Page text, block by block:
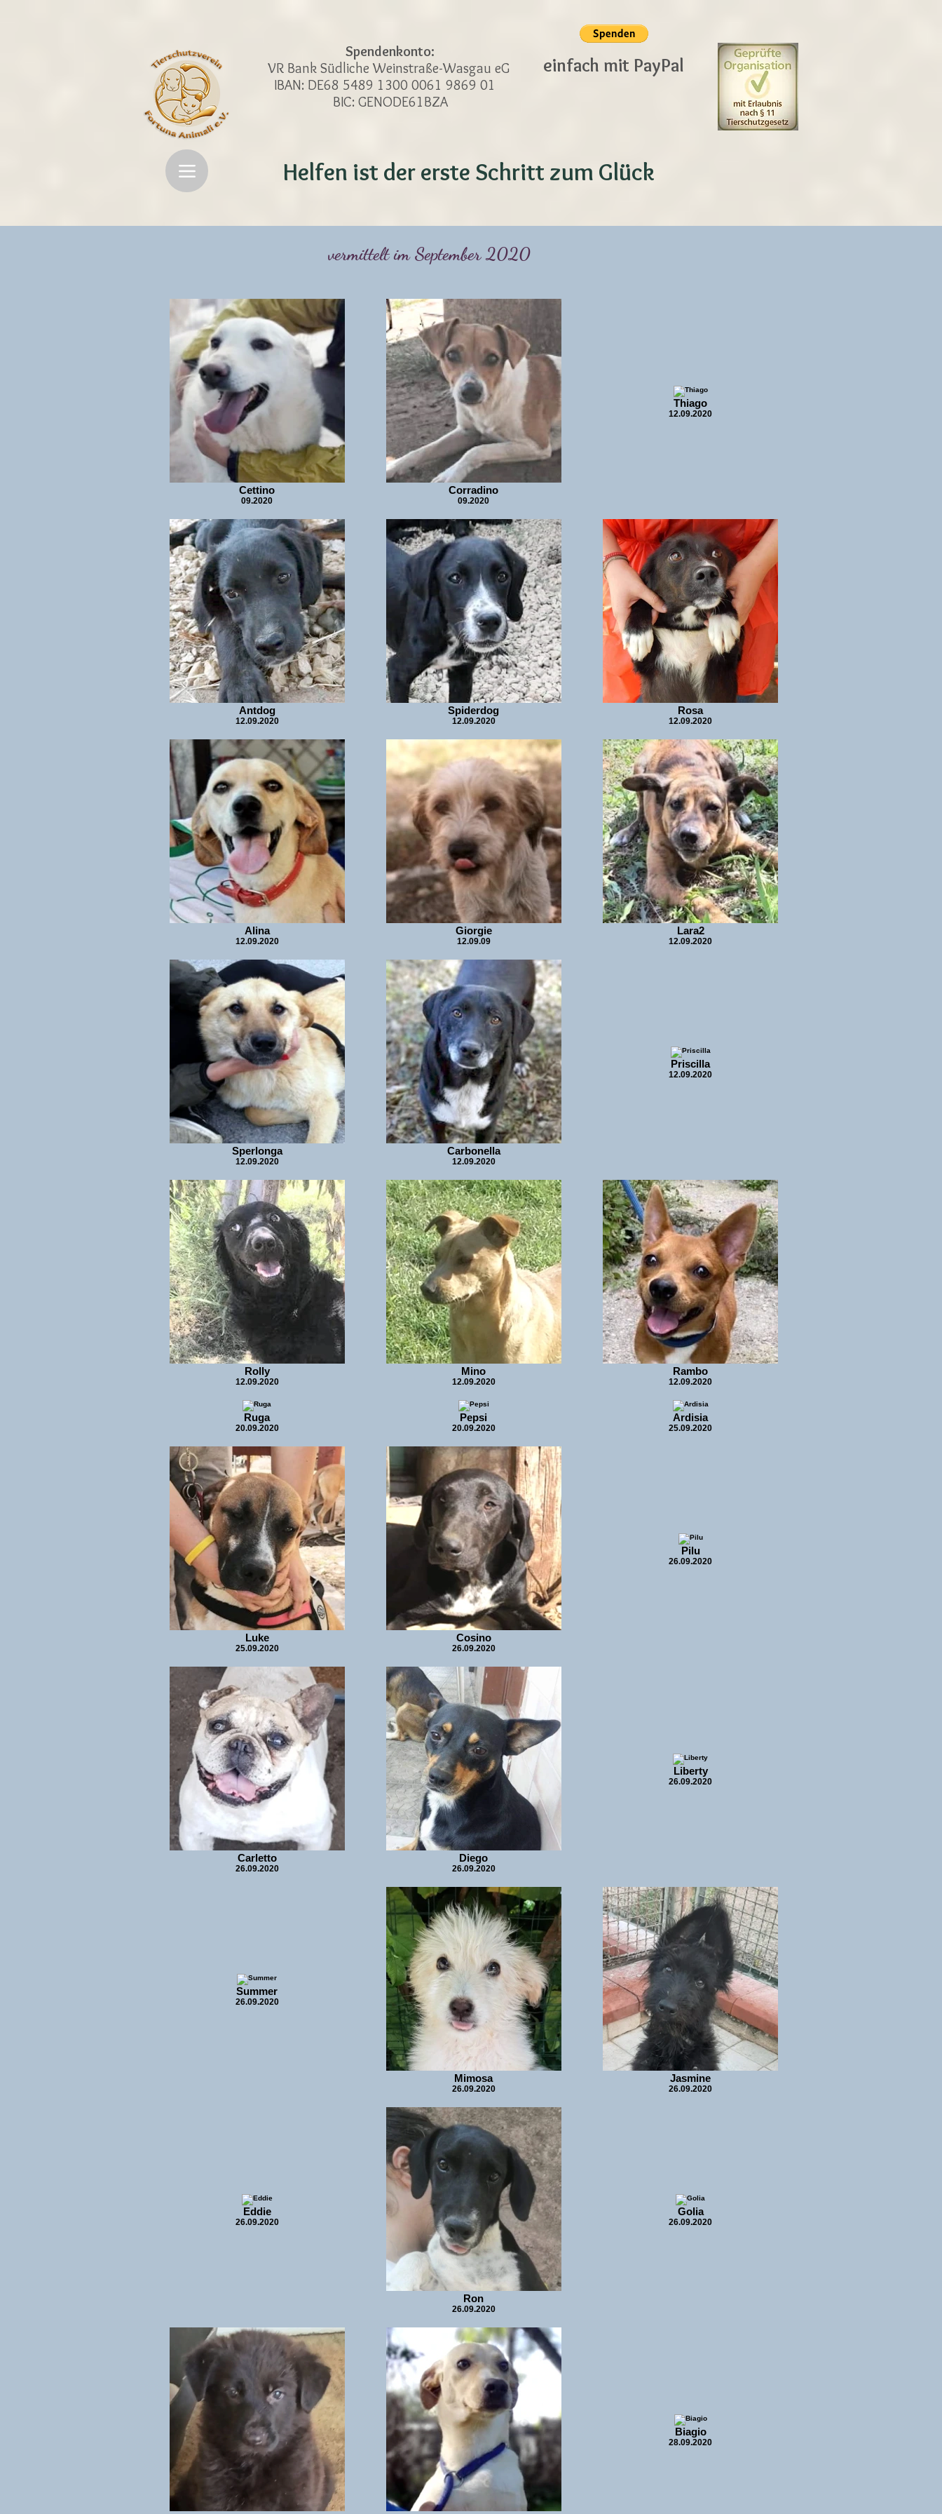
Spendenkonto:
VR Bank Südliche Weinstraße-Wasgau eG
IBAN: DE68 5489 1300 0061 9869 01
BIC: GENODE61BZA
einfach mit PayPal
Helfen ist der erste Schritt zum Glück
vermittelt im September 2020
Cettino
09.2020
Corradino
09.2020
Thiago
12.09.2020
Antdog
12.09.2020
Spiderdog
12.09.2020
Rosa
12.09.2020
Alina
12.09.2020
Giorgie
12.09.09
Lara2
12.09.2020
Sperlonga
12.09.2020
Carbonella
12.09.2020
Priscilla
12.09.2020
Rolly
12.09.2020
Mino
12.09.2020
Rambo
12.09.2020
Ruga
20.09.2020
Pepsi
20.09.2020
Ardisia
25.09.2020
Luke
25.09.2020
Cosino
26.09.2020
Pilu
26.09.2020
Carletto
26.09.2020
Diego
26.09.2020
Liberty
26.09.2020
Summer
26.09.2020
Mimosa
26.09.2020
Jasmine
26.09.2020
Eddie
26.09.2020
Ron
26.09.2020
Golia
26.09.2020
Biagio
28.09.2020